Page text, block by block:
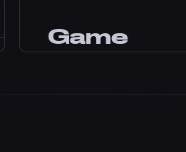
expertos está online las 24
chat, Discord y tickets. La
Game
Panel